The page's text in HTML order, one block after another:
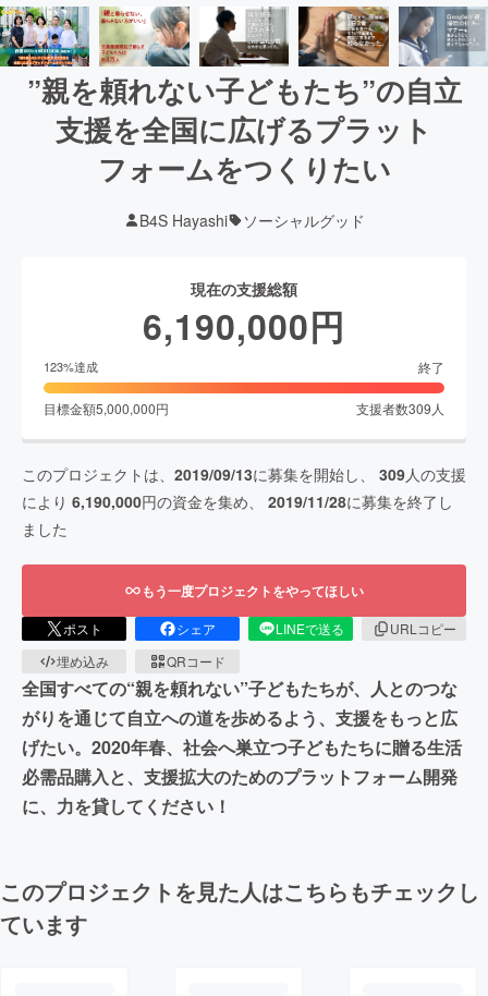
”親を頼れない子どもたち”の自立
支援を全国に広げるプラット
フォームをつくりたい
B4S Hayashi ソーシャルグッド
現在の支援総額
6,190,000円
123%達成 終了
目標金額5,000,000円 支援者数309 人
このプロジェクトは、 2019/09/13に募集を開始し、 309人の支援
により 6,190,000円の資金を集め、 2019/11/28に募集を終了し
ました
もう一度プロジェクトをやってほしい
ポスト シェア LINEで送る
URLコピー
埋め込み
QRコード
全国すべての“親を頼れない”子どもたちが、人とのつな
がりを通じて自立への道を歩めるよう、支援をもっと広
げたい。2020年春、社会へ巣立つ子どもたちに贈る生活
必需品購入と、支援拡大のためのプラットフォーム開発
に、力を貸してください！
このプロジェクトを見た人はこちらもチェックし
ています